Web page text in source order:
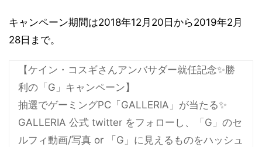
キャンペーン期間は2018年12月20日から2019年2月
28日まで。
【ケイン・コスギさんアンバサダー就任記念✨勝
利の「G」キャンペーン】
抽選でゲーミングPC「GALLERIA」が当たる✨
GALLERIA 公式 twitter をフォローし、「G」のセ
ルフィ動画/写真 or 「G」に見えるものをハッシュ